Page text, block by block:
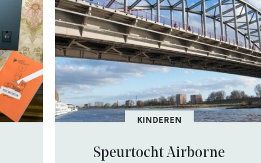
KINDEREN
Speurtocht Airborne